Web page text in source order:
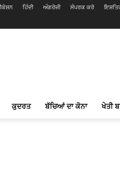
ਹਿੰਦੀ ਅੰਗਰੇਜ਼ੀ ਸੰਪਰਕ ਕਰੋ
ਕੁਦਰਤ ਬੱਚਿਆਂ ਦਾ ਕੋਨਾ ਖੇਤੀ